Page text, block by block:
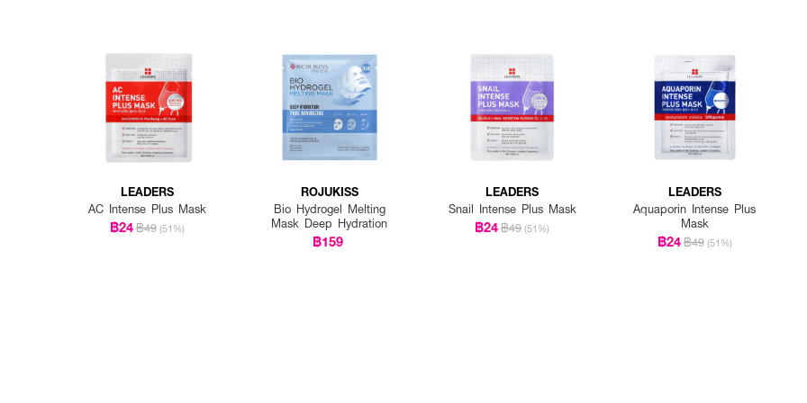
LEADERS
AC Intense Plus Mask
฿24฿49 (51%)
ROJUKISS
Bio Hydrogel Melting
Mask Deep Hydration
฿159
LEADERS
Snail Intense Plus Mask
฿24฿49 (51%)
LEADERS
Aquaporin Intense Plus
Mask
฿24฿49 (51%)